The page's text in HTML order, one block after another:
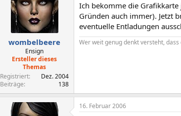
wombelbeere
Ensign
Ersteller dieses
Themas
Registriert
Dez. 2004
Beiträge
138
Ich bekomme die
Gründen auch immer). Jetzt
eventuelle Entladungen
Wer weit genug denkt versteht,
16. Februar 2006